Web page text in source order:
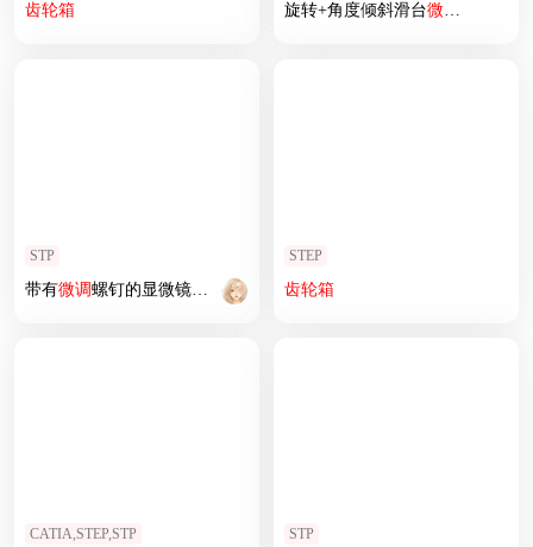
齿轮箱 旋转+角度倾斜滑台微调
STP
带有微调螺钉的显微镜载物台
STEP
齿轮箱
CATIA,STEP,STP STP